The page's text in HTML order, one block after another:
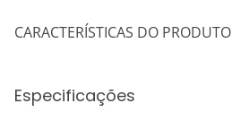
CARACTERÍSTICAS DO PRODUTO
Especificações